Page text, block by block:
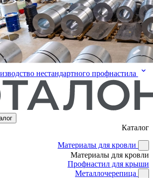
нестандартного профнастила
Каталог
Материалы для кровли
Материалы для кровли
Профнастил для крыши
Металлочерепица